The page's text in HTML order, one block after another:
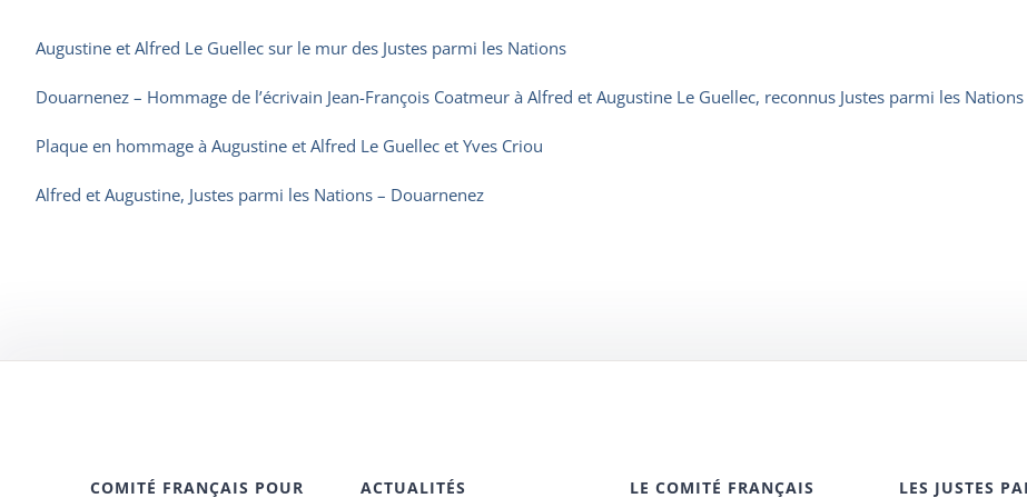
Augustine et Alfred Le Guellec sur le mur des Justes parmi les Nations
Douarnenez – Hommage de l’écrivain Jean-François Coatmeur à Alfred et Augustine Le Guellec, reconnus Justes parmi les Nations
Plaque en hommage à Augustine et Alfred Le Guellec et Yves Criou
Alfred et Augustine, Justes parmi les Nations – Douarnenez
COMITÉ FRANÇAIS POUR ACTUALITÉS LE COMITÉ FRANÇAIS LES JUSTES